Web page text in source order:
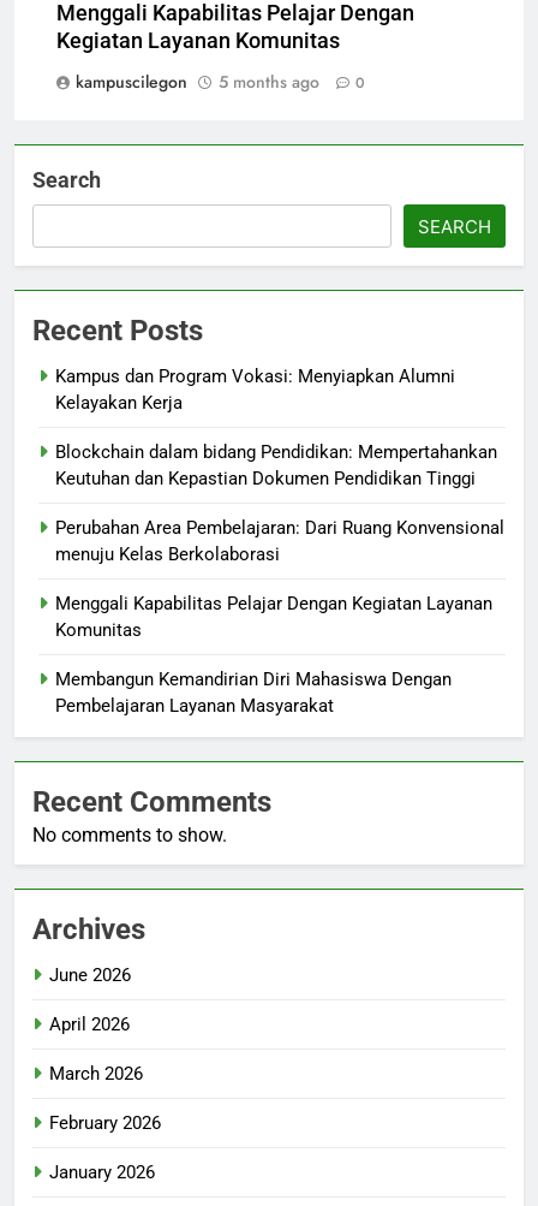
Menggali Kapabilitas Pelajar Dengan
Kegiatan Layanan Komunitas
kampuscilegon
5 months ago 0
Search
SEARCH
Recent Posts
Kampus dan Program Vokasi: Menyiapkan Alumni
Kelayakan Kerja
Blockchain dalam bidang Pendidikan: Mempertahankan
Keutuhan dan Kepastian Dokumen Pendidikan Tinggi
Perubahan Area Pembelajaran: Dari Ruang Konvensional
menuju Kelas Berkolaborasi
Menggali Kapabilitas Pelajar Dengan Kegiatan Layanan
Komunitas
Membangun Kemandirian Diri Mahasiswa Dengan
Pembelajaran Layanan Masyarakat
Recent Comments
No comments to show.
Archives
June 2026
April 2026
March 2026
February 2026
January 2026